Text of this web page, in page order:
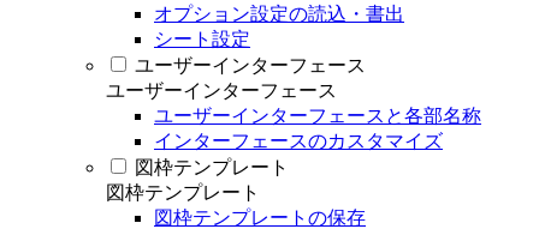
オプション設定の読込・書出
シート設定
ユーザーインターフェース
ユーザーインターフェース
ユーザーインターフェースと各部名称
インターフェースのカスタマイズ
図枠テンプレート
図枠テンプレート
図枠テンプレートの保存